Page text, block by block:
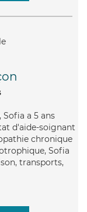
a 5 ans
d'aide-soignant
chronique
Sofia
transports,